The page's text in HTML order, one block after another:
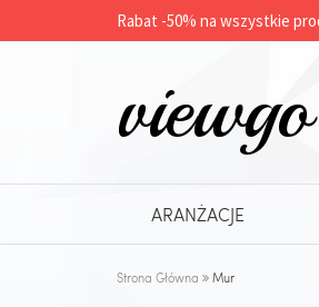
Rabat -50% na wszystkie
viewgo
ARANŻACJE
Strona Główna Mur